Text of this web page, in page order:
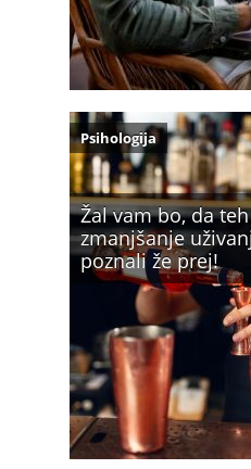
Žal vam bo, da
zmanjšanje
poznali že prej!
Psihologija